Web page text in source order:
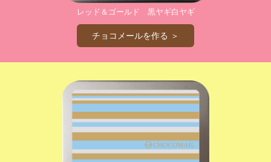
レッド＆ゴールド 黒ヤギ白ヤギ
チョコメールを作る ＞